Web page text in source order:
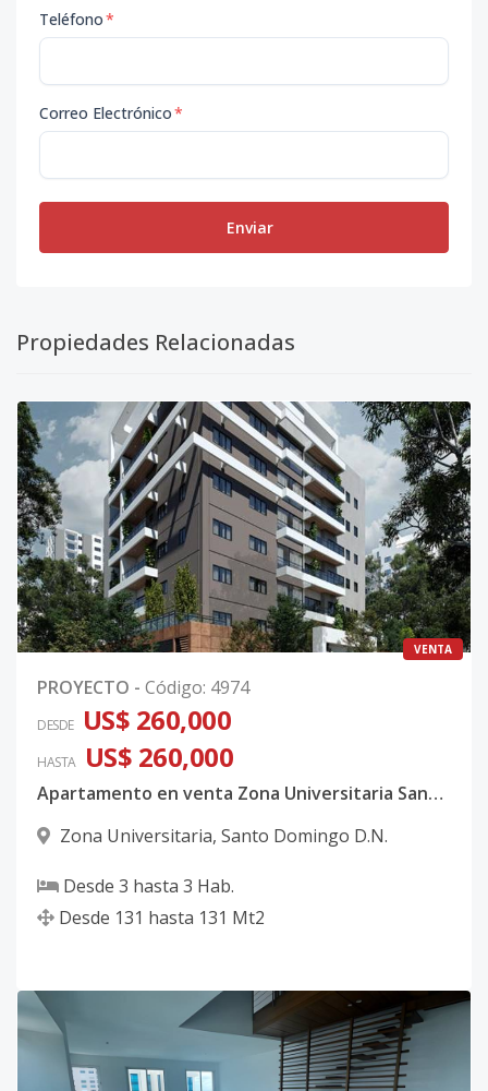
Teléfono*
Correo Electrónico*
Enviar
Propiedades Relacionadas
VENTA
PROYECTO - Código: 4974
DESDE US$ 260,000
HASTA US$ 260,000
Apartamento en venta Zona Universitaria Santo Domingo
Zona Universitaria, Santo Domingo D.N.
Desde 3 hasta 3 Hab.
Desde 131 hasta 131 Mt2